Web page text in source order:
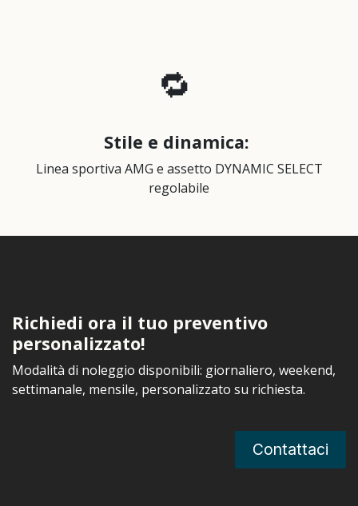
🔁
Stile e dinamica:
Linea sportiva AMG e assetto DYNAMIC SELECT
regolabile
Richiedi ora il tuo preventivo
personalizzato!
Modalità di noleggio disponibili: giornaliero, weekend,
settimanale, mensile, personalizzato su richiesta.
Contattaci